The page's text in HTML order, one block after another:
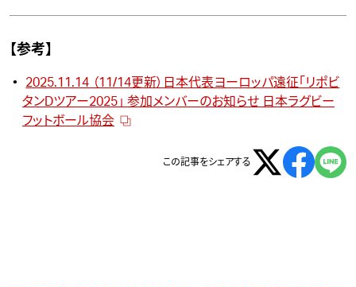
【参考】
2025.11.14 （11/14更新）日本代表ヨーロッパ遠征「リポビ
タンDツアー2025」 参加メンバーのお知らせ 日本ラグビー
フットボール協会
この記事をシェアする